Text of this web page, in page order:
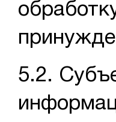
5.2.